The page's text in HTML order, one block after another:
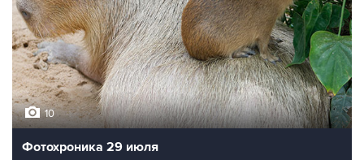
10
Фотохроника 29 июля